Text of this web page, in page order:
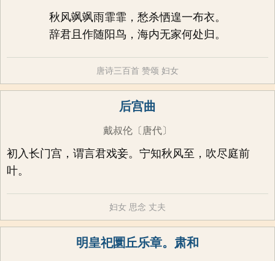
秋风飒飒雨霏霏，愁杀恓遑一布衣。
辞君且作随阳鸟，海内无家何处归。
唐诗三百首 赞颂 妇女
后宫曲
戴叔伦 〔唐代〕
初入长门宫，谓言君戏妾。宁知秋风至，吹尽庭前
叶。
妇女 思念 丈夫
明皇祀圜丘乐章。肃和